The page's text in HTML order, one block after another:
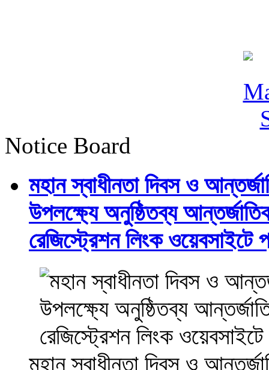
Notice Board
মহান স্বাধীনতা দিবস ও
উপলক্ষ্যে অনুষ্ঠিতব্য
রেজিস্ট্রেশন লিংক ওয়েবসাইটে
মহান স্বাধীনতা দিবস ও